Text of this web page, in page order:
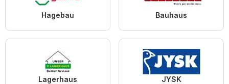
Hagebau Bauhaus
Lagerhaus JYSK